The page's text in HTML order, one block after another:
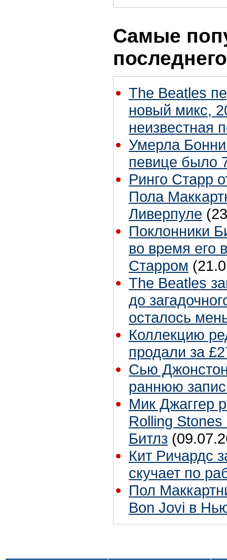
Самые
The Beatles
новый микс,
неизвестная
Умерла
певице было
Ринго Старр
Пола
Ливерпуле
Поклонники
во время его
Старром
The Beatles
до
осталось
Коллекцию
продали за
Сью
раннюю
Мик Джаггер
Rolling
Битлз
Кит Ричардс
скучает по
Пол
Bon Jovi в